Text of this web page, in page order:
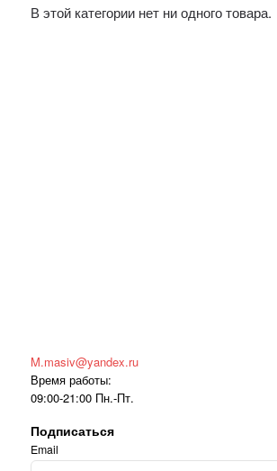
В этой категории нет ни одного товара.
M.masiv@yandex.ru
Время работы:
09:00-21:00 Пн.-Пт.
Подписаться
Email